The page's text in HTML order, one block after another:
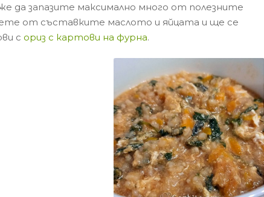
да запазите максимално много от полезните
от съставките маслото и яйцата и ще се
с ориз с картови на фурна.